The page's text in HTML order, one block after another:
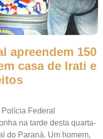
apreendem 150
casa de Irati e
Federal
na tarde desta quarta-
do Paraná. Um homem,